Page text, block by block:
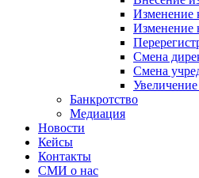
Изменение
Смена
Смена
Увеличение
Банкротство
Медиация
Новости
Кейсы
Контакты
СМИ о нас